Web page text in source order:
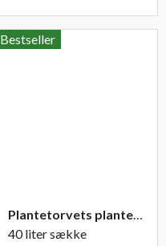
Bestseller
Plantetorvets plantejord
40 liter sække